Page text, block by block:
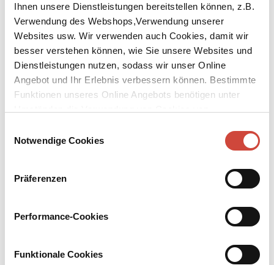
Ihnen unsere Dienstleistungen bereitstellen können, z.B.
Verwendung des Webshops,Verwendung unserer
Websites usw. Wir verwenden auch Cookies, damit wir
besser verstehen können, wie Sie unsere Websites und
Dienstleistungen nutzen, sodass wir unser Online
Angebot und Ihr Erlebnis verbessern können. Bestimmte
Funktionen unseres Online Angebots benötigen unter
Notwendige Cookies
Präferenzen
Performance-Cookies
Funktionale Cookies
Kaufen
Die Gedanken sind frei